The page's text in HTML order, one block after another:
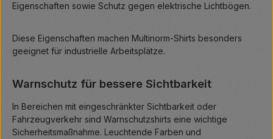
Eigenschaften sowie Schutz gegen elektrische Lichtbögen.
Diese Eigenschaften machen Multinorm-Shirts besonders
geeignet für industrielle Arbeitsplätze.
Warnschutz für bessere Sichtbarkeit
In Bereichen mit eingeschränkter Sichtbarkeit oder
Fahrzeugverkehr sind Warnschutzshirts eine wichtige
Sicherheitsmaßnahme. Leuchtende Farben und